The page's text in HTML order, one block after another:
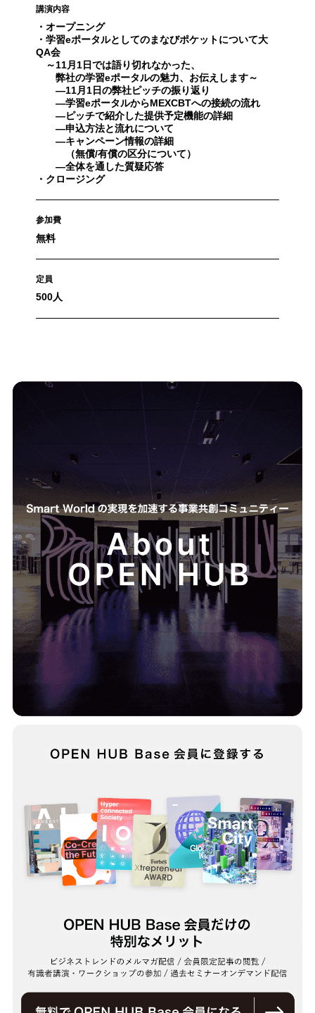
講演内容
・オープニング
・学習eポータルとしてのまなびポケットについて大
QA会
～11月1日では語り切れなかった、
弊社の学習eポータルの魅力、お伝えします～
―11月1日の弊社ピッチの振り返り
―学習eポータルからMEXCBTへの接続の流れ
―ピッチで紹介した提供予定機能の詳細
―申込方法と流れについて
―キャンペーン情報の詳細
（無償/有償の区分について）
―全体を通した質疑応答
・クロージング
参加費
無料
定員
500人